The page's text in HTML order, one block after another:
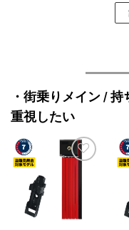
・街乗りメイン /
重視したい
追加